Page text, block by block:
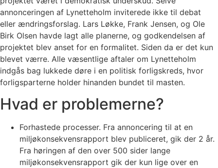
annonceringen af Lynetteholm inviterede ikke til debat
eller ændringsforslag. Lars Løkke, Frank Jensen, og Ole
Birk Olsen havde lagt alle planerne, og godkendelsen af
projektet blev anset for en formalitet. Siden da er det kun
blevet værre. Alle væsentlige aftaler om Lynetteholm
indgås bag lukkede døre i en politisk forligskreds, hvor
forligsparterne holder hinanden bundet til masten.
Hvad er problemerne?
Forhastede processer. Fra annoncering til at en
miljøkonsekvensrapport blev publiceret, gik der 2 år.
Fra høringen af den over 500 sider lange
miljøkonsekvensrapport gik der kun lige over en